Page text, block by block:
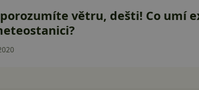
větru, dešti! Co umí